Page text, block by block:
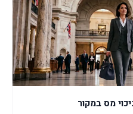
מס במקור